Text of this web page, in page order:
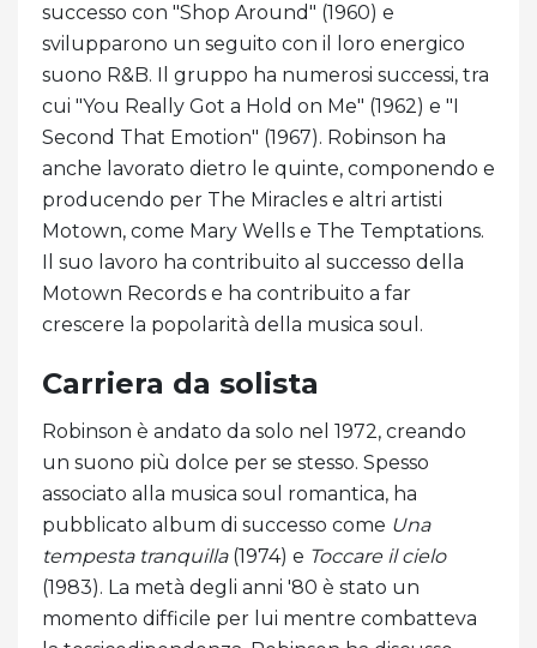
successo con "Shop Around" (1960) e
svilupparono un seguito con il loro energico
suono R&B. Il gruppo ha numerosi successi, tra
cui "You Really Got a Hold on Me" (1962) e "I
Second That Emotion" (1967). Robinson ha
anche lavorato dietro le quinte, componendo e
producendo per The Miracles e altri artisti
Motown, come Mary Wells e The Temptations.
Il suo lavoro ha contribuito al successo della
Motown Records e ha contribuito a far
crescere la popolarità della musica soul.
Carriera da solista
Robinson è andato da solo nel 1972, creando
un suono più dolce per se stesso. Spesso
associato alla musica soul romantica, ha
pubblicato album di successo come Una
tempesta tranquilla(1974) e Toccare il cielo
(1983). La metà degli anni '80 è stato un
momento difficile per lui mentre combatteva